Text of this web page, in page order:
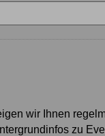
wir Ihnen
zu